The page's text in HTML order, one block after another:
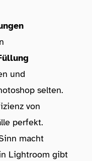
und
selten.
von
perfekt.
macht
Lightroom gibt